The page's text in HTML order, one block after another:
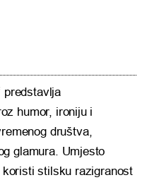
predstavlja
humor, ironiju i
društva,
glamura. Umjesto
stilsku razigranost